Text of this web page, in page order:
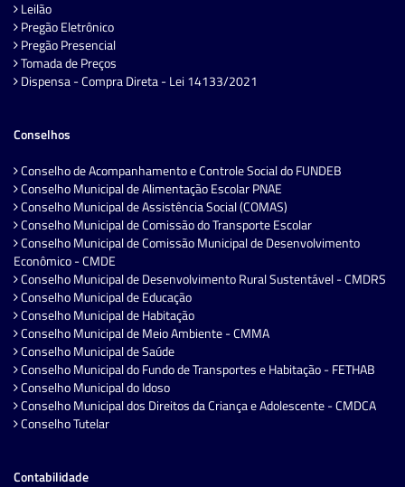
Leilão
Pregão Eletrônico
Pregão Presencial
Tomada de Preços
Dispensa - Compra Direta - Lei 14133/2021
Conselhos
Conselho de Acompanhamento e Controle Social do FUNDEB
Conselho Municipal de Alimentação Escolar PNAE
Conselho Municipal de Assistência Social (COMAS)
Conselho Municipal de Comissão do Transporte Escolar
Conselho Municipal de Comissão Municipal de Desenvolvimento
Econômico - CMDE
Conselho Municipal de Desenvolvimento Rural Sustentável - CMDRS
Conselho Municipal de Educação
Conselho Municipal de Habitação
Conselho Municipal de Meio Ambiente - CMMA
Conselho Municipal de Saúde
Conselho Municipal do Fundo de Transportes e Habitação - FETHAB
Conselho Municipal do Idoso
Conselho Municipal dos Direitos da Criança e Adolescente - CMDCA
Conselho Tutelar
Contabilidade